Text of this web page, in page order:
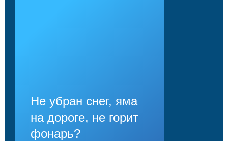
Не убран снег, яма
на дороге, не горит
фонарь?